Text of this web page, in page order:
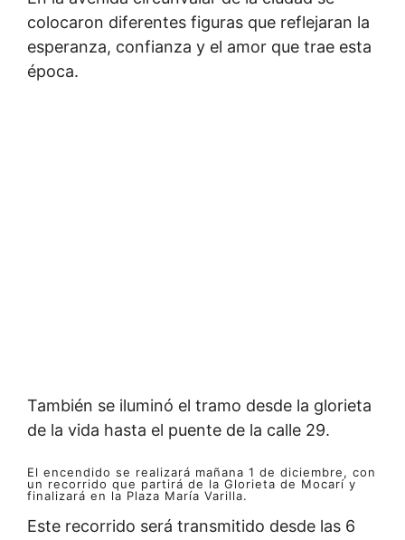
colocaron diferentes figuras que reflejaran la
esperanza, confianza y el amor que trae esta
época.
También se iluminó el tramo desde la glorieta
de la vida hasta el puente de la calle 29.
El encendido se realizará mañana 1 de diciembre, con
un recorrido que partirá de la Glorieta de Mocarí y
finalizará en la Plaza María Varilla.
Este recorrido será transmitido desde las 6